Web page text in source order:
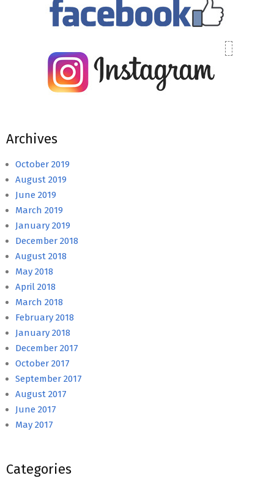
Archives
October 2019
August 2019
June 2019
March 2019
January 2019
December 2018
August 2018
May 2018
April 2018
March 2018
February 2018
January 2018
December 2017
October 2017
September 2017
August 2017
June 2017
May 2017
Categories